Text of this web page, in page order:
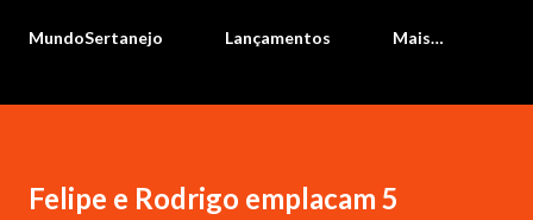
MundoSertanejo Lançamentos Mais…
Felipe e Rodrigo emplacam 5